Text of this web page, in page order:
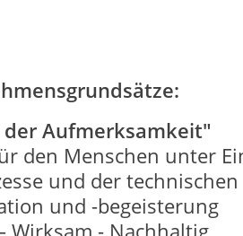
der Aufmerksamkeit"
den Menschen unter
und der
und -begeisterung